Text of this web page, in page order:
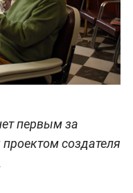
первым за
создателя